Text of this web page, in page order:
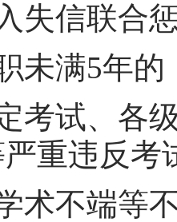
失信联合
未满5年的
考试、各
重违反
术不端等